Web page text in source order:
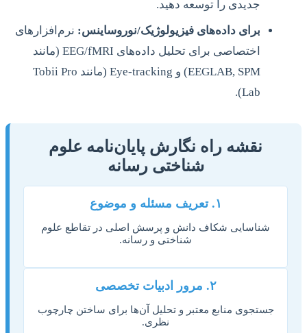
جدیدی را توسعه دهید.
برای داده‌های فیزیولوژیک/نوروساینس: نرم‌افزارهای
اختصاصی برای تحلیل داده‌های EEG/fMRI (مانند
EEGLAB, SPM) و Eye-tracking (مانند Tobii Pro
Lab).
نقشه راه نگارش پایان‌نامه علوم
شناختی رسانه
۱. تعریف مسئله و موضوع
شناسایی شکاف دانش و پرسش اصلی در تقاطع علوم
شناختی و رسانه.
۲. مرور ادبیات تخصصی
جستجوی منابع معتبر و تحلیل آن‌ها برای ساختن چارچوب
نظری.